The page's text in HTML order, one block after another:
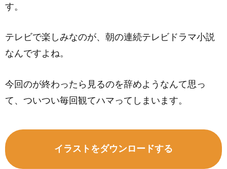
す。
テレビで楽しみなのが、朝の連続テレビドラマ小説
なんですよね。
今回のが終わったら見るのを辞めようなんて思っ
て、ついつい毎回観てハマってしまいます。
イラストをダウンロードする